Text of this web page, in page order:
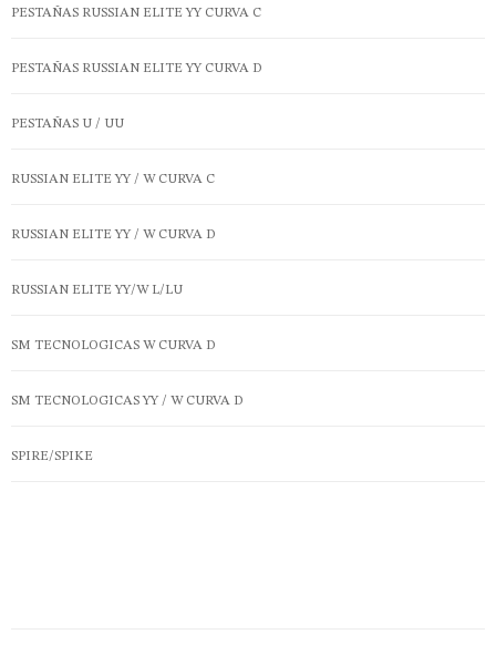
PESTAÑAS RUSSIAN ELITE YY CURVA C
PESTAÑAS RUSSIAN ELITE YY CURVA D
PESTAÑAS U / UU
RUSSIAN ELITE YY / W CURVA C
RUSSIAN ELITE YY / W CURVA D
RUSSIAN ELITE YY/W L/LU
SM TECNOLOGICAS W CURVA D
SM TECNOLOGICAS YY / W CURVA D
SPIRE/SPIKE